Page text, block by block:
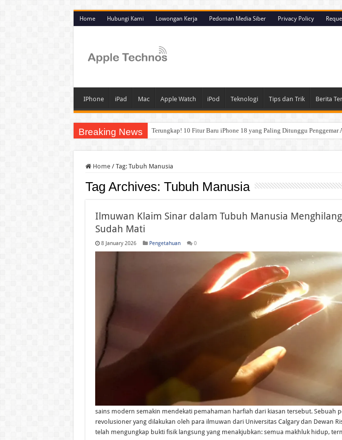
Home Hubungi Kami Lowongan Kerja Pedoman Media Siber Privacy Policy
IPhone iPad Mac Apple Watch iPod Teknologi Tips dan Trik Berita
Breaking News Terungkap! 10 Fitur Baru iPhone 18 yang Paling Ditunggu Penggemar
Perbandingan iOS 26 dan iOS 27: Fitur Baru, Peningkatan Performa,
MacBook Air M5 Resmi Hadir: Apa Saja Keunggulan Laptop Terbaru
Rahasia Menggunakan iPad Lebih Cepat dan Praktis: Tips Sederhana
iPad Generasi Terbaru Hadir dengan Fitur Canggih: Ini Cara
WWDC 2026 Bikin Heboh! Siri AI dan Fitur Pintar Terbaru iPhone
Home / Tag: Tubuh Manusia
Tag Archives: Tubuh Manusia
Ilmuwan Klaim Sinar dalam Tubuh Manusia
Sudah Mati
8 January 2026 Pengetahuan 0
sains modern semakin mendekati pemahaman harfiah dari kiasan tersebut. Sebuah
revolusioner yang dilakukan oleh para ilmuwan dari Universitas Calgary dan Dewan
telah mengungkap bukti fisik langsung yang menakjubkan: semua makhluk hidup,